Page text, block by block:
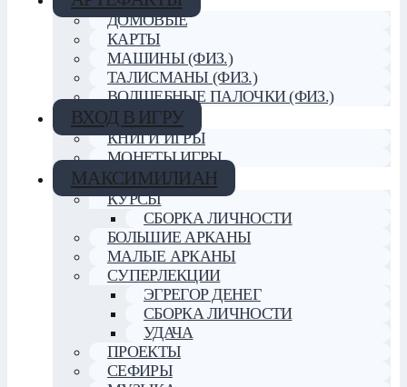
ДОМОВЫЕ
КАРТЫ
МАШИНЫ (ФИЗ.)
ТАЛИСМАНЫ (ФИЗ.)
ВОЛШЕБНЫЕ ПАЛОЧКИ (ФИЗ.)
ВХОД В ИГРУ
КНИГИ ИГРЫ
МОНЕТЫ ИГРЫ
МАКСИМИЛИАН
КУРСЫ
СБОРКА ЛИЧНОСТИ
БОЛЬШИЕ АРКАНЫ
МАЛЫЕ АРКАНЫ
СУПЕРЛЕКЦИИ
ЭГРЕГОР ДЕНЕГ
СБОРКА ЛИЧНОСТИ
УДАЧА
ПРОЕКТЫ
СЕФИРЫ